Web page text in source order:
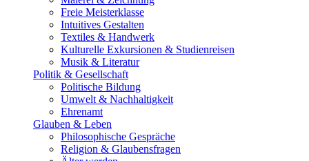
Freie Meisterklasse
Intuitives Gestalten
Textiles & Handwerk
Kulturelle Exkursionen & Studienreisen
Musik & Literatur
Politik & Gesellschaft
Politische Bildung
Umwelt & Nachhaltigkeit
Ehrenamt
Glauben & Leben
Philosophische Gespräche
Religion & Glaubensfragen